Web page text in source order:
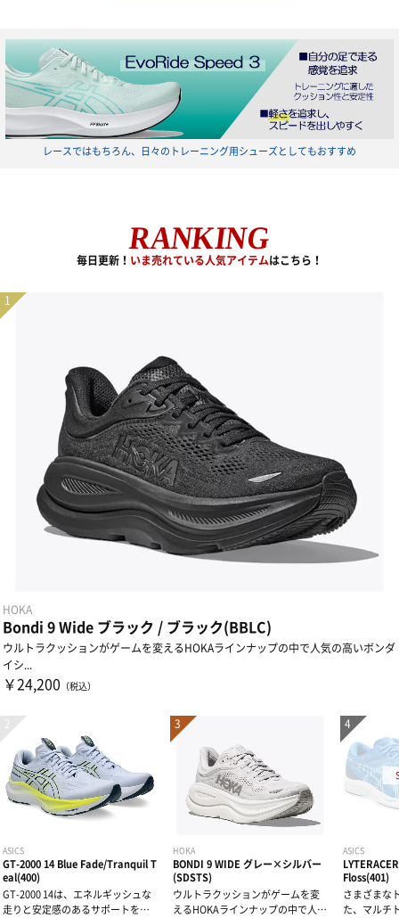
レースではもちろん、日々のトレーニング用シューズとしてもおすすめ
RANKING
毎日更新！ いま売れている人気アイテムはこちら！
HOKA
Bondi 9 Wide ブラック / ブラック(BBLC)
ウルトラクッションがゲームを変えるHOKAラインナップの中で人気の高いボンダ
イシ...
￥24,200 （税込）
ASICS
GT-2000 14 Blue Fade/Tranquil T
eal(400)
GT-2000 14は、エネルギッシュな
走りと安定感のあるサポートを追
HOKA
BONDI 9 WIDE グレー×シルバー
(SDSTS)
ウルトラクッションがゲームを変
えるHOKAラインナップの中で人気
ASICS
Floss(401)
さまざまな
た、マルチ